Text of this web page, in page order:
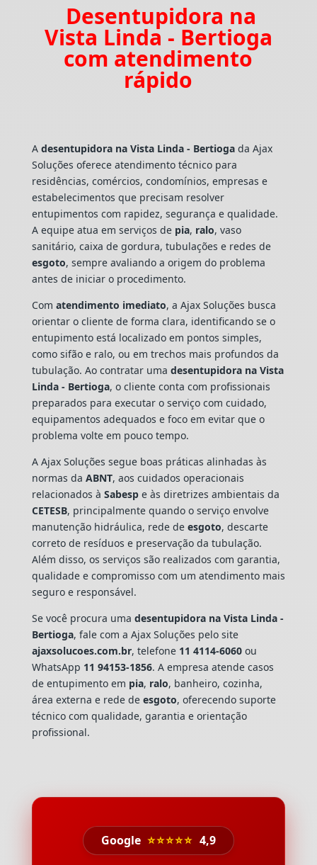
Desentupidora na
Vista Linda - Bertioga
com atendimento
rápido
A desentupidora na Vista Linda - Bertiogada Ajax
Soluções oferece atendimento técnico para
residências, comércios, condomínios, empresas e
estabelecimentos que precisam resolver
entupimentos com rapidez, segurança e qualidade.
A equipe atua em serviços de pia, ralo, vaso
sanitário, caixa de gordura, tubulações e redes de
esgoto, sempre avaliando a origem do problema
antes de iniciar o procedimento.
Com atendimento imediato, a Ajax Soluções busca
orientar o cliente de forma clara, identificando se o
entupimento está localizado em pontos simples,
como sifão e ralo, ou em trechos mais profundos da
tubulação. Ao contratar uma desentupidora na Vista
Linda - Bertioga, o cliente conta com profissionais
preparados para executar o serviço com cuidado,
equipamentos adequados e foco em evitar que o
problema volte em pouco tempo.
A Ajax Soluções segue boas práticas alinhadas às
normas da ABNT, aos cuidados operacionais
relacionados à Sabespe às diretrizes ambientais da
CETESB, principalmente quando o serviço envolve
manutenção hidráulica, rede de esgoto, descarte
correto de resíduos e preservação da tubulação.
Além disso, os serviços são realizados com garantia,
qualidade e compromisso com um atendimento mais
seguro e responsável.
Se você procura uma desentupidora na Vista Linda -
Bertioga, fale com a Ajax Soluções pelo site
ajaxsolucoes.com.br, telefone 11 4114-6060ou
WhatsApp 11 94153-1856. A empresa atende casos
de entupimento em pia, ralo, banheiro, cozinha,
área externa e rede de esgoto, oferecendo suporte
técnico com qualidade, garantia e orientação
profissional.
Google ⭐⭐⭐⭐⭐ 4,9